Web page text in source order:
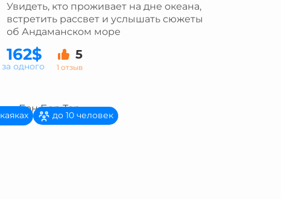
Увидеть, кто проживает на дне океана,
встретить рассвет и услышать сюжеты
об Андаманском море
162$ 5
1 отзыв
за одного
до 10 человек